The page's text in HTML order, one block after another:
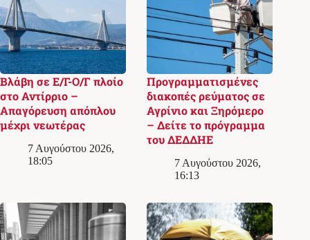
Βλάβη σε Ε/Γ-Ο/Γ πλοίο
στο Αντίρριο –
Απαγόρευση απόπλου
μέχρι νεωτέρας
7 Αυγούστου 2026,
18:05
Προγραμματισμένες
διακοπές ρεύματος σε
Αγρίνιο και Ξηρόμερο
– Δείτε το πρόγραμμα
του ΔΕΔΔΗΕ
7 Αυγούστου 2026,
16:13